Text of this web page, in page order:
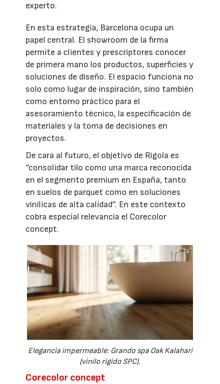
experto.
En esta estrategia, Barcelona ocupa un
papel central. El showroom de la firma
permite a clientes y prescriptores conocer
de primera mano los productos, superficies y
soluciones de diseño. El espacio funciona no
solo como lugar de inspiración, sino también
como entorno práctico para el
asesoramiento técnico, la especificación de
materiales y la toma de decisiones en
proyectos.
De cara al futuro, el objetivo de Rigola es
“consolidar tilo como una marca reconocida
en el segmento premium en España, tanto
en suelos de parquet como en soluciones
vinílicas de alta calidad”. En este contexto
cobra especial relevancia el Corecolor
concept.
Elegancia impermeable: Grando spa Oak Kalahari
(vinilo rígido SPC).
Corecolor concept